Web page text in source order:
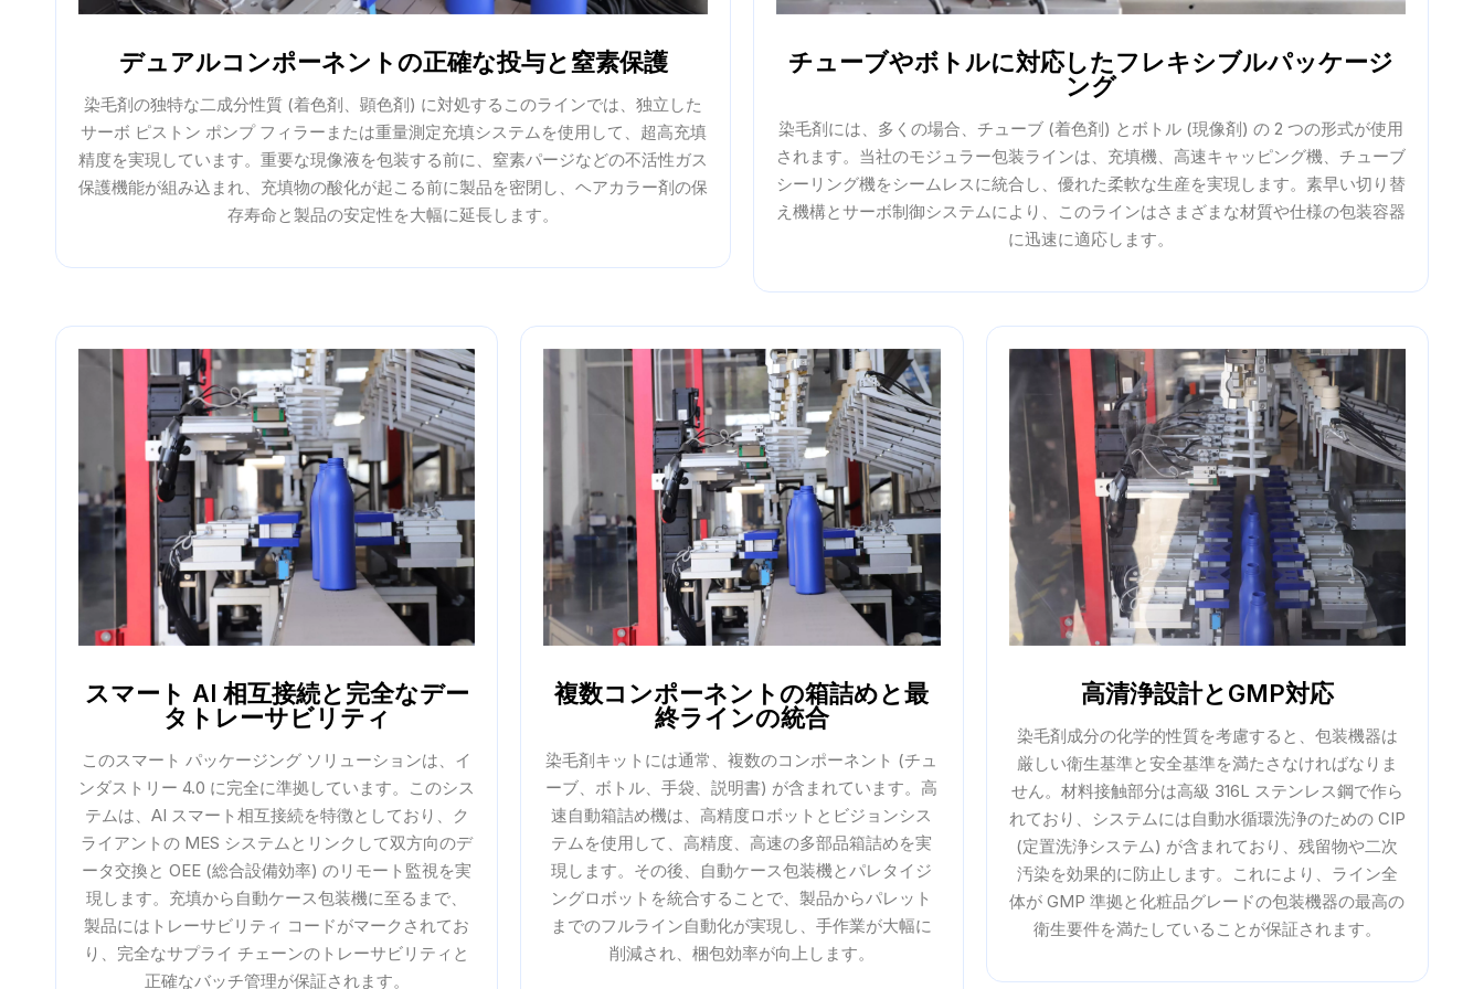
デュアルコンポーネントの正確な投与と窒素保護
染毛剤の独特な二成分性質 (着色剤、顕色剤) に対処するこのラインでは、独立した
サーボ ピストン ポンプ フィラーまたは重量測定充填システムを使用して、超高充填
精度を実現しています。重要な現像液を包装する前に、窒素パージなどの不活性ガス
保護機能が組み込まれ、充填物の酸化が起こる前に製品を密閉し、ヘアカラー剤の保
存寿命と製品の安定性を大幅に延長します。
チューブやボトルに対応したフレキシブルパッケージ
ング
染毛剤には、多くの場合、チューブ (着色剤) とボトル (現像剤) の 2 つの形式が使用
されます。当社のモジュラー包装ラインは、充填機、高速キャッピング機、チューブ
シーリング機をシームレスに統合し、優れた柔軟な生産を実現します。素早い切り替
え機構とサーボ制御システムにより、このラインはさまざまな材質や仕様の包装容器
に迅速に適応します。
スマート AI 相互接続と完全なデー
タトレーサビリティ
このスマート パッケージング ソリューションは、イ
ンダストリー 4.0 に完全に準拠しています。このシス
テムは、AI スマート相互接続を特徴としており、ク
ライアントの MES システムとリンクして双方向のデ
ータ交換と OEE (総合設備効率) のリモート監視を実
現します。充填から自動ケース包装機に至るまで、
製品にはトレーサビリティ コードがマークされてお
り、完全なサプライ チェーンのトレーサビリティと
正確なバッチ管理が保証されます。
複数コンポーネントの箱詰めと最
終ラインの統合
染毛剤キットには通常、複数のコンポーネント (チュ
ーブ、ボトル、手袋、説明書) が含まれています。高
速自動箱詰め機は、高精度ロボットとビジョンシス
テムを使用して、高精度、高速の多部品箱詰めを実
現します。その後、自動ケース包装機とパレタイジ
ングロボットを統合することで、製品からパレット
までのフルライン自動化が実現し、手作業が大幅に
削減され、梱包効率が向上します。
高清浄設計とGMP対応
染毛剤成分の化学的性質を考慮すると、包装機器は
厳しい衛生基準と安全基準を満たさなければなりま
せん。材料接触部分は高級 316L ステンレス鋼で作ら
れており、システムには自動水循環洗浄のための CIP
(定置洗浄システム) が含まれており、残留物や二次
汚染を効果的に防止します。これにより、ライン全
体が GMP 準拠と化粧品グレードの包装機器の最高の
衛生要件を満たしていることが保証されます。